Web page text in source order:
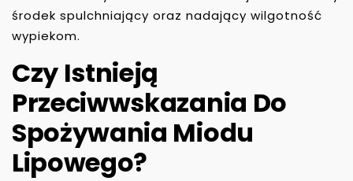
środek spulchniający oraz nadający wilgotność
wypiekom.
Czy Istnieją
Przeciwwskazania Do
Spożywania Miodu
Lipowego?